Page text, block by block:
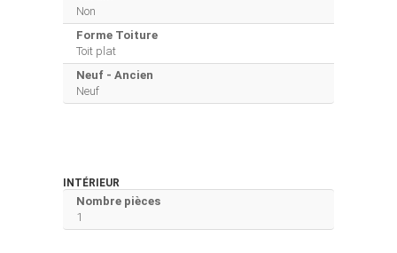
Non
Forme Toiture
Toit plat
Neuf - Ancien
Neuf
INTÉRIEUR
Nombre pièces
1